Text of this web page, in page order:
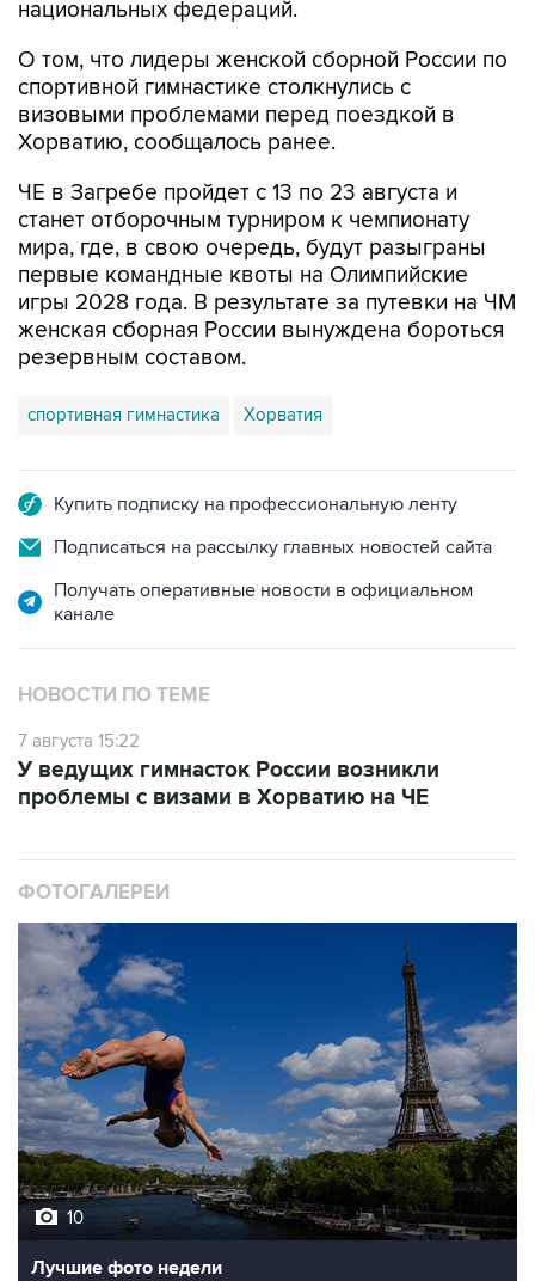
национальных федераций.
О том, что лидеры женской сборной России по
спортивной гимнастике столкнулись с
визовыми проблемами перед поездкой в
Хорватию, сообщалось ранее.
ЧЕ в Загребе пройдет с 13 по 23 августа и
станет отборочным турниром к чемпионату
мира, где, в свою очередь, будут разыграны
первые командные квоты на Олимпийские
игры 2028 года. В результате за путевки на ЧМ
женская сборная России вынуждена бороться
резервным составом.
спортивная гимнастика Хорватия
Купить подписку на профессиональную ленту
Подписаться на рассылку главных новостей сайта
Получать оперативные новости в официальном
канале
НОВОСТИ ПО ТЕМЕ
7 августа 15:22
У ведущих гимнасток России возникли
проблемы с визами в Хорватию на ЧЕ
ФОТОГАЛЕРЕИ
10
Лучшие фото недели